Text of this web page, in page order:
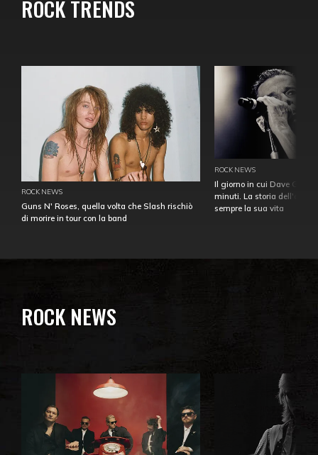
ROCK TRENDS
ROCK NEWS
Guns N' Roses, quella volta che Slash rischiò
di morire in tour con la band
ROCK NEWS
Il giorno in cui Dave
minuti. La storia
sempre la sua vita
ROCK NEWS